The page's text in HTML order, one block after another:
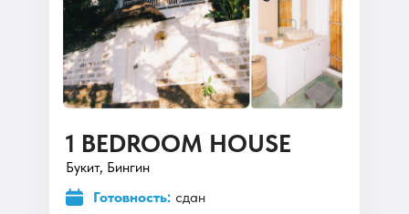
1 BEDROOM HOUSE
Букит, Бингин
Готовность: сдан